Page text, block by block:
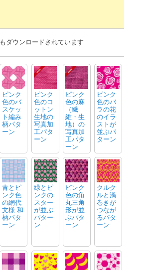
ダウンロードされています
ピンク
色のバ
スケッ
ト編み
柄パタ
ーン
ピンク
色のコ
ットン
生地の
写真加
工パタ
ーン
ピンク
色の麻
（繊
維・生
地）の
写真加
工パタ
ーン
ピンク
色のバ
ラの花
のイラ
ストが
並ぶパ
ターン
青とピ
ンク色
の網代
文様 和
柄パタ
ーン
緑とピ
ンクの
スター
が並ぶ
パター
ン
ピンク
色の角
丸三角
形が並
ぶパタ
ーン
クルク
ルと渦
巻きが
つなが
るパタ
ーン